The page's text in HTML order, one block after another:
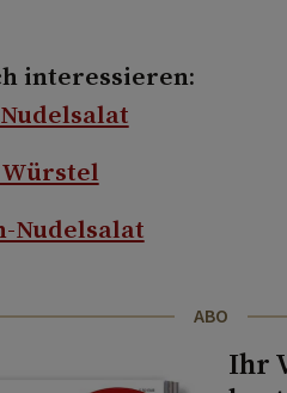
interessieren:
Nudelsalat
ABO
Ihr